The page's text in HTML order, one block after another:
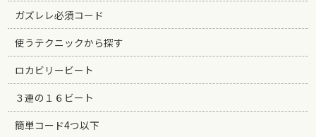
ガズレレ必須コード
使うテクニックから探す
ロカビリービート
３連の１６ビート
簡単コード4つ以下